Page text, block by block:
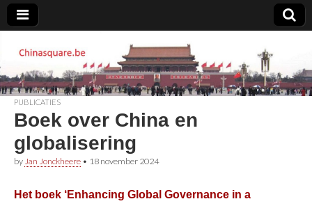
Chinasquare.be
PUBLICATIES
Boek over China en
globalisering
by Jan Jonckheere • 18 november 2024
Het boek ‘Enhancing Global Governance in a